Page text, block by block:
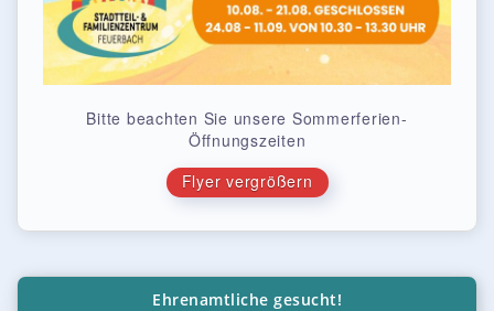
Bitte beachten Sie unsere Sommerferien-
Öffnungszeiten
Flyer vergrößern
Ehrenamtliche gesucht!